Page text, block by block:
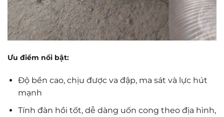
Ưu điểm nổi bật:
Độ bền cao, chịu được va đập, ma sát và lực hút
mạnh
Tính đàn hồi tốt, dễ dàng uốn cong theo địa hình,